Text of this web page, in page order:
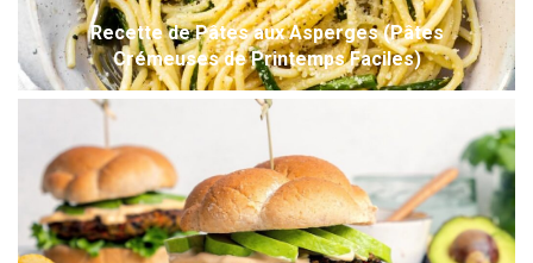
Recette de Pâtes aux Asperges (Pâtes
Crémeuses de Printemps Faciles)